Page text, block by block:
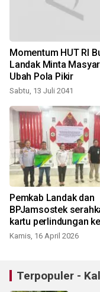
Momentum HUT RI
Landak Minta
Ubah Pola Pikir
Sabtu, 13 Juli 2041
Pemkab Landak dan
BPJamsostek
kartu perlindungan
pekerja sektor
Kamis, 16 April 2026
Terpopuler -